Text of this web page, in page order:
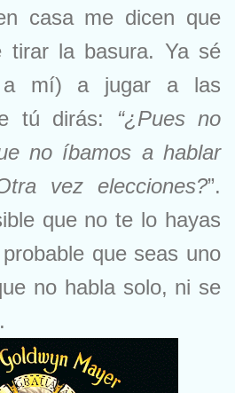
casa me dicen que
tirar la basura. Ya sé
mí) a jugar a las
tú dirás: “¿Pues no
no íbamos a hablar
vez elecciones?”.
que no te lo hayas
que seas uno
no habla solo, ni se